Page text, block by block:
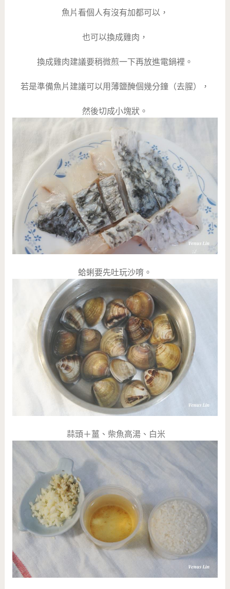
魚片看個人有沒有加都可以，
也可以換成雞肉，
換成雞肉建議要稍微煎一下再放進電鍋裡。
若是準備魚片建議可以用薄鹽醃個幾分鐘（去腥），
然後切成小塊狀。
蛤蜊要先吐玩沙唷。
蒜頭＋薑、柴魚高湯、白米